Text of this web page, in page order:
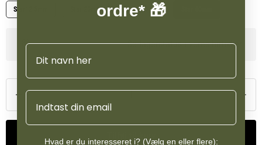
Star12,5mm Star 20mm Basic 20mm
Se lagerstatus i vores butikker
Tilføj til kurv
ordre* 🎁
Navn
Email
Hvad er du interesseret i? (Vælg en eller flere):